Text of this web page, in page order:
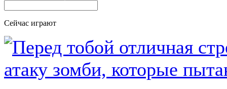
Сейчас играют